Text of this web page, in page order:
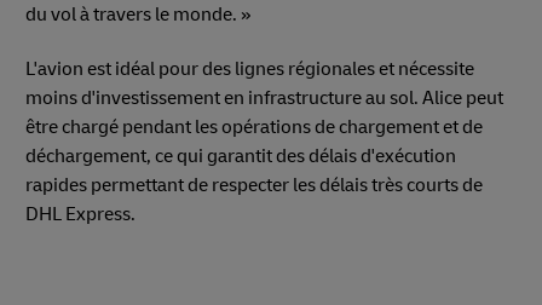
du vol à travers le monde. »
L'avion est idéal pour des lignes régionales et nécessite
moins d'investissement en infrastructure au sol. Alice peut
être chargé pendant les opérations de chargement et de
déchargement, ce qui garantit des délais d'exécution
rapides permettant de respecter les délais très courts de
DHL Express.